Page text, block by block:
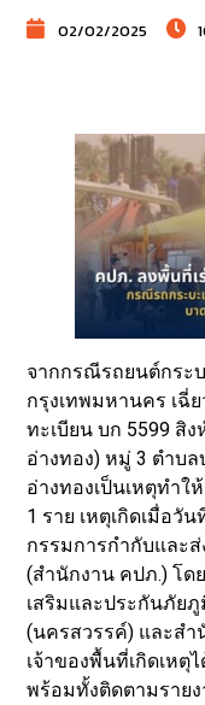
02/02/2025
จากกรณีรถยนต์กระ
กรุงเทพมหานคร เฉี่
ทะเบียน บก 5599 สิ
อ่างทอง) หมู่ 3 ตำบล
อ่างทองเป็นเหตุทำใ
1 ราย เหตุเกิดเมื่อวั
กรรมการกำกับและ
(สำนักงาน คปภ.) โด
เสริมและประกันภัย
(นครสวรรค์) และสำ
เจ้าของพื้นที่เกิดเห
พร้อมทั้งติดตามรายง